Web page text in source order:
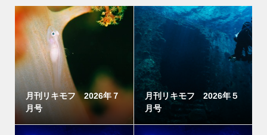
月刊リキモフ 2026年７
月号
月刊リキモフ 2026年５
月号